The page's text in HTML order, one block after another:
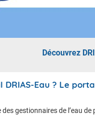
Découvrez
DRIAS-Eau ? Le
gestionnaires de l’eau